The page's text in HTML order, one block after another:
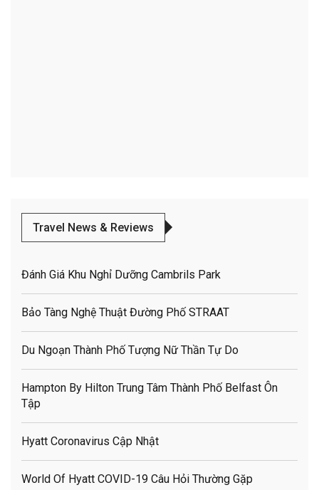
Travel News & Reviews
Đánh Giá Khu Nghỉ Dưỡng Cambrils Park
Bảo Tàng Nghệ Thuật Đường Phố STRAAT
Du Ngoạn Thành Phố Tượng Nữ Thần Tự Do
Hampton By Hilton Trung Tâm Thành Phố Belfast Ôn
Tập
Hyatt Coronavirus Cập Nhật
World Of Hyatt COVID-19 Câu Hỏi Thường Gặp